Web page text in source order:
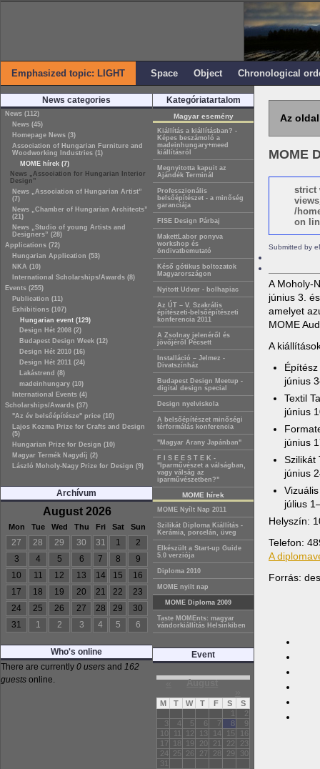
Emphasized topic: LIGHT Space Object Chronological
News categories
News (112)
News (45)
Homepage News (3)
Association of Hungarian Furniture and
Woodworking Industries (1)
MOME hírek (7)
News „Association for Hungarian Interior
Design”
News „Association of Hungarian Artist”
(7)
News „Chamber of Hungarian Architects”
(21)
News „Studio of young Artists and
Designers” (28)
Applications (72)
Hungarian Application (53)
NKA (10)
International Scholarships/Awards (8)
Events (255)
Publication (11)
Exhibitions (107)
Hungarian event (129)
Design Hét 2008 (2)
Budapest Design Week (12)
Design Hét 2010 (16)
Design Hét 2011 (24)
Lakástrend (8)
madeinhungary (10)
International Events (4)
Scholarships/Awards (37)
"Az év belsőépítésze" price (10)
Lajos Kozma Prize for Crafts and Design
(5)
Hungarian Prize for Design (10)
Magyar Termék Nagydíj (2)
László Moholy-Nagy Prize for Design (9)
Archívum
August 2026
Mon Tue Wed Thu Fri Sat Sun
27 28 29 30 31 1
2
3
4 5 6 7 8
9
10
11 12 13 14 15
16
17
18 19 20 21 22
23
24
25 26 27 28 29
30
31
1 2 3 4 5 6
Who's online
There are currently 0 users and 162
guests online.
Kategóriatartalom
Magyar esemény
Kiállítás a kiállításban? -
Képes beszámoló a
madeinhungary+meed
kiállításról
Megnyitotta kapuit az
Ajándék Terminál
Professzionális
belsőépítészet - a minőség
garanciája
FISE Design Párbaj
MakettLabor ponyva
workshop és
öndivatbemutató
Késő gótikus boltozatok
Magyarországon
Nyitott Udvar - bolhapiac
Az ÚT – V. Szakrális
építészeti-belsőépítészeti
konferencia 2011
A Zsolnay jelenéről és
jövőjéről Pécsett
Installáció – Jelmez -
Divatszínház
Budapest Design Meetup -
digital design special
Design nyelviskola
A belsőépítészet minőségi
térformálás konferencia
"Magyar Arany Japánban"
F I S E E S T E K -
"Iparművészet a válságban,
vagy válság az
iparművészetben?"
MOME hírek
MOME Nyílt Nap 2011
Szilikát Diploma Kiállítás -
Kerámia, porcelán, üveg
Elkészült a Start-up Guide
5.0 verziója
Diploma 2010
MOME nyilt nap
MOME Diploma 2009
Taste MOMEnts: magyar
vándorkiállítás Helsinkiben
Event
« August
M T W T F S
S
1
2
3
4 5 6 7 8
9
10
11 12 13 14 15
16
17
18 19 20 21 22
23
24
25 26 27 28 29
30
31
Az
MOME
strict
/
on
Submitted by
A Moholy-
június 3.
amelyet
MOME
A
Építész
június
Textil
június
június
Szilikát
június
július
Helyszín:
Telefon:
A
Forrás: